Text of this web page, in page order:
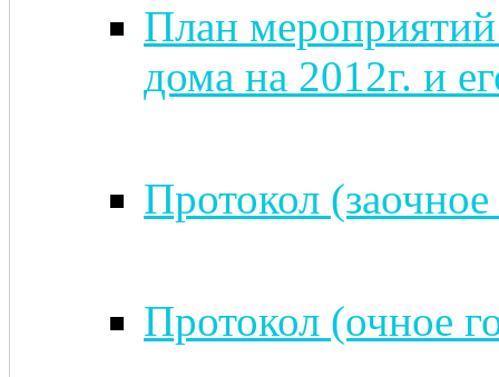
План
дома на 2012г. и
Протокол
Протокол (очное